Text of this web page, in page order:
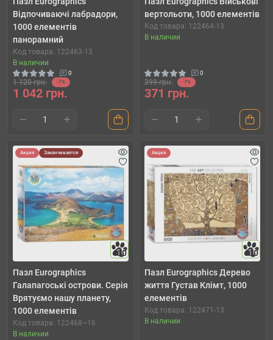
Відпочиваючі лабрадори,
1000 елементів
панорамний
Код товара: 122463-13
В наличии
0
1 120 грн. -7%
1 042 грн.
вертольоти, 1000 елементів
Код товара: 122464-13
В наличии
0
399 грн. -7%
371 грн.
Акция Заканчивается
10
Пазл Eurographics
Галапагоські острови. Серія
Врятуємо нашу планету,
1000 елементів
Код товара: 122468~16
В наличии
Акция
10
Пазл Eurographics Дерево
життя Густав Клімт, 1000
елементів
Код товара: 122471-13
В наличии